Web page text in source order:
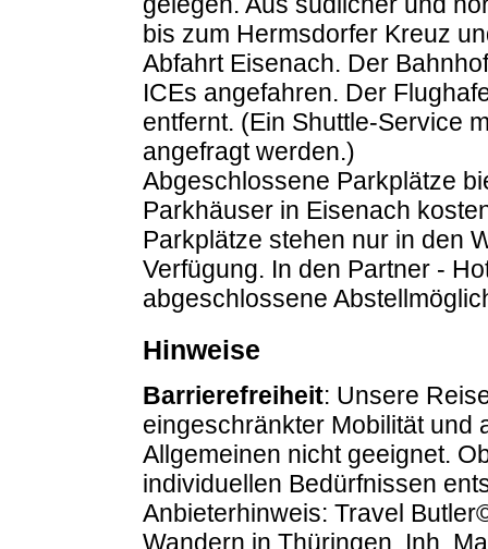
bis zum Hermsdorfer Kreuz
Abfahrt Eisenach. Der
ICEs angefahren. Der
entfernt. (Ein Shuttle-Service
angefragt werden.)
Abgeschlossene Parkplätze
Parkhäuser in Eisenach
Parkplätze stehen nur in den
Verfügung. In den Partner -
abgeschlossene
Hinweise
Barrierefreiheit: Unsere
eingeschränkter Mobilität und
Allgemeinen nicht geeignet.
individuellen Bedürfnissen
Anbieterhinweis: Travel
Wandern in Thüringen, Inh.